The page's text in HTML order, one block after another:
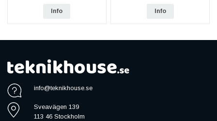
Info Info
info@teknikhouse.se
Sveavägen 139
113 46 Stockholm